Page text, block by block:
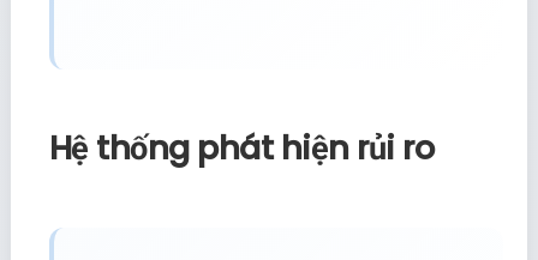
Hệ thống phát hiện rủi ro